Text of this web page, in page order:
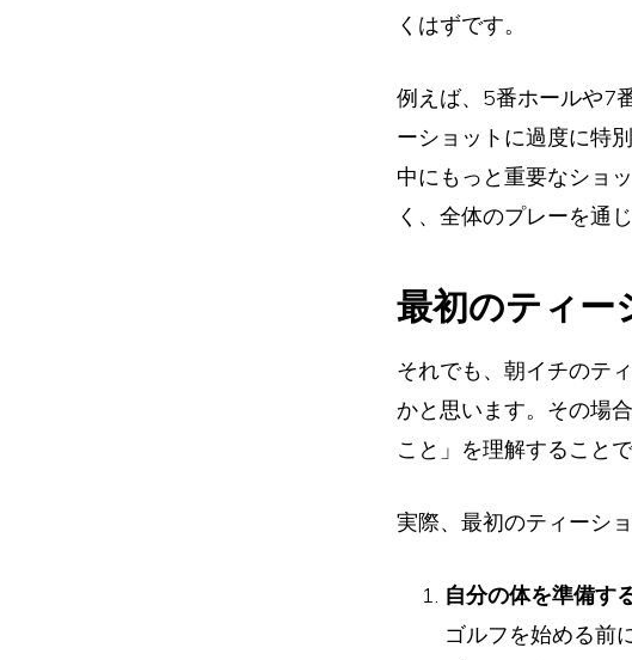
くはずです。
例えば、5番ホールや7
ーショットに過度に特
中にもっと重要なショ
く、全体のプレーを通
最初のティー
それでも、朝イチのテ
かと思います。その場
こと」を理解することで
実際、最初のティーシ
自分の体を準備す
ゴルフを始める前